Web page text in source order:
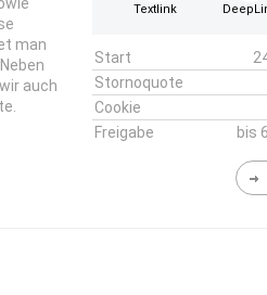
man
auch
Textlink
Start
Stornoquote
Cookie
Freigabe
bis